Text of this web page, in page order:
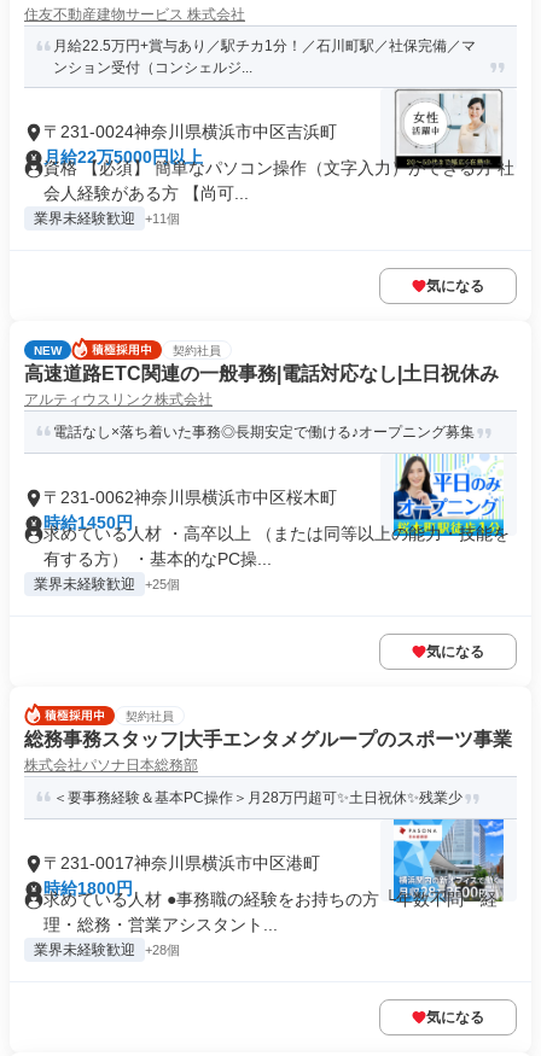
住友不動産建物サービス 株式会社
月給22.5万円+賞与あり／駅チカ1分！／石川町駅／社保完備／マ
ンション受付（コンシェルジ...
〒231-0024神奈川県横浜市中区吉浜町
月給22万5000円以上
資格 【必須】 簡単なパソコン操作（文字入力）ができる方 社
会人経験がある方 【尚可...
業界未経験歓迎 +11個
気になる
NEW 契約社員
高速道路ETC関連の一般事務|電話対応なし|土日祝休み
アルティウスリンク株式会社
電話なし×落ち着いた事務◎長期安定で働ける♪オープニング募集
〒231-0062神奈川県横浜市中区桜木町
時給1450円
求めている人材 ・高卒以上 （または同等以上の能力・技能を
有する方） ・基本的なPC操...
業界未経験歓迎 +25個
気になる
契約社員
総務事務スタッフ|大手エンタメグループのスポーツ事業
株式会社パソナ日本総務部
＜要事務経験＆基本PC操作＞月28万円超可✨土日祝休✨残業少
〒231-0017神奈川県横浜市中区港町
時給1800円
求めている人材 ●事務職の経験をお持ちの方 └年数不問 └経
理・総務・営業アシスタント...
業界未経験歓迎 +28個
気になる